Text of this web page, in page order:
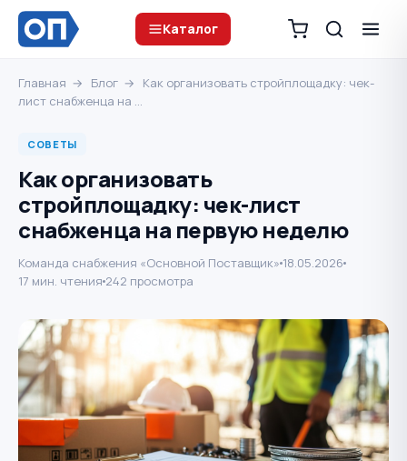
Каталог
Главная → Блог →
Как организовать стройплощадку: чек-
лист снабженца на …
СОВЕТЫ
Как организовать
стройплощадку: чек-лист
снабженца на первую неделю
Команда снабжения «Основной Поставщик» 18.05.2026
17 мин. чтения 242 просмотра